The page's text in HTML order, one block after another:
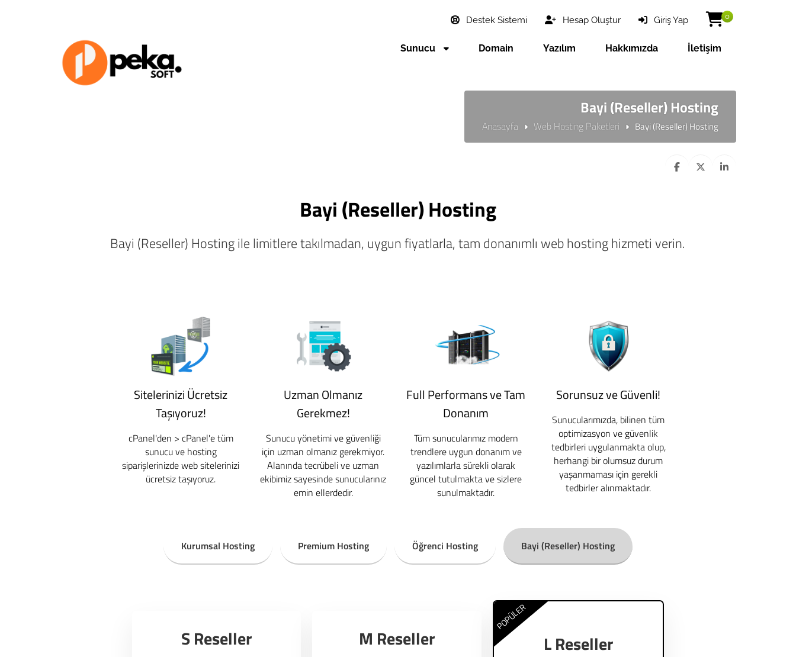
0
Giriş Yap
Hesap Oluştur
Destek Sistemi
Sunucu Domain Yazılım Hakkımızda İletişim
Bayi (Reseller) Hosting
Anasayfa Web Hosting Paketleri Bayi (Reseller) Hosting
Bayi (Reseller) Hosting
Bayi (Reseller) Hosting ile limitlere takılmadan, uygun fiyatlarla, tam donanımlı web hosting hizmeti verin.
Sitelerinizi Ücretsiz
Taşıyoruz!
cPanel'den > cPanel'e tüm
sunucu ve hosting
siparişlerinizde web sitelerinizi
ücretsiz taşıyoruz.
Uzman Olmanız
Gerekmez!
Sunucu yönetimi ve güvenliği
için uzman olmanız gerekmiyor.
Alanında tecrübeli ve uzman
ekibimiz sayesinde sunucularınız
emin ellerdedir.
Full Performans ve Tam
Donanım
Tüm sunucularımız modern
trendlere uygun donanım ve
yazılımlarla sürekli olarak
güncel tutulmakta ve sizlere
sunulmaktadır.
Sorunsuz ve Güvenli!
Sunucularımızda, bilinen tüm
optimizasyon ve güvenlik
tedbirleri uygulanmakta olup,
herhangi bir olumsuz durum
yaşanmaması için gerekli
tedbirler alınmaktadır.
Kurumsal Hosting Premium Hosting Öğrenci Hosting Bayi (Reseller) Hosting
S Reseller M Reseller
POPÜLER
L Reseller